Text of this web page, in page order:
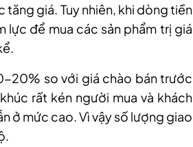
tăng giá. Tuy nhiên, khi dòng tiền
lực để mua các sản phẩm trị giá
20% so với giá chào bán trước
rất kén người mua và khách
ở mức cao. Vì vậy số lượng giao